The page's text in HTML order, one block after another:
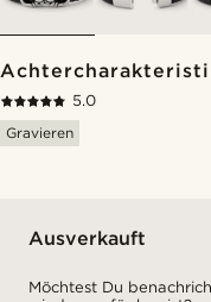
5.0
Gravieren
Ausverkauft
Möchtest Du